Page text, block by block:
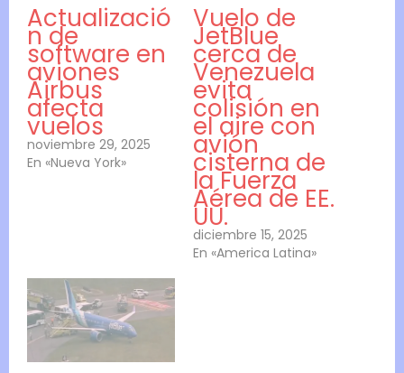
Actualizació
n de
software en
aviones
Airbus
afecta
vuelos
noviembre 29, 2025
En «Nueva York»
Vuelo de
JetBlue
cerca de
Venezuela
evita
colisión en
el aire con
avión
cisterna de
la Fuerza
Aérea de EE.
UU.
diciembre 15, 2025
En «America Latina»